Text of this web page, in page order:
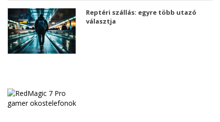
Reptéri szállás: egyre több utazó
választja